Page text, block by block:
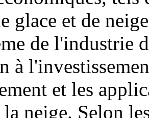
glace et de
de l'industrie
à
et les
la neige. Selon